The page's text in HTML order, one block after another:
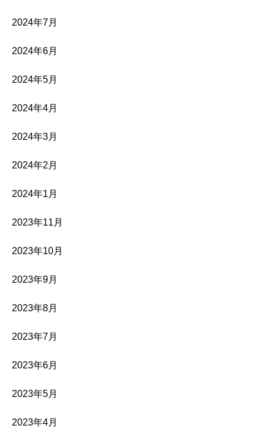
2024年7月
2024年6月
2024年5月
2024年4月
2024年3月
2024年2月
2024年1月
2023年11月
2023年10月
2023年9月
2023年8月
2023年7月
2023年6月
2023年5月
2023年4月